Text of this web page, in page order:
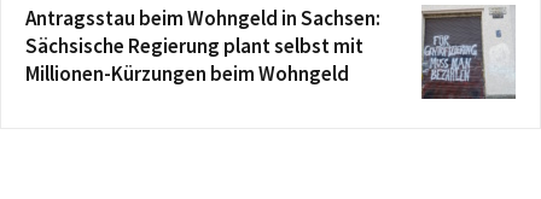
Antragsstau beim Wohngeld in Sachsen:
Sächsische Regierung plant selbst mit
Millionen-Kürzungen beim Wohngeld